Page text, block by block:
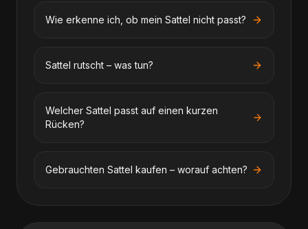
Wie erkenne ich, ob mein Sattel nicht passt?
Sattel rutscht – was tun?
Welcher Sattel passt auf einen kurzen
Rücken?
Gebrauchten Sattel kaufen – worauf achten?